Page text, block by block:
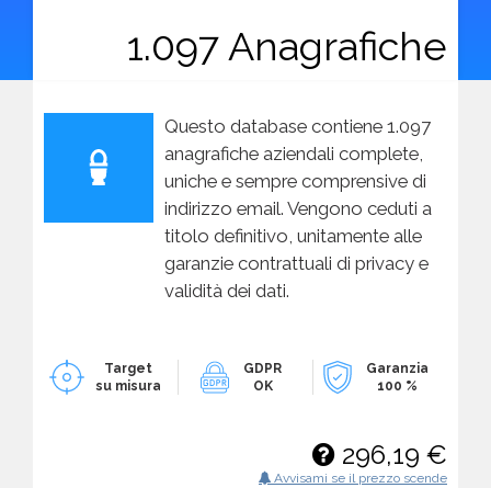
1.097 Anagrafiche
Questo database contiene 1.097
anagrafiche aziendali complete,
uniche e sempre comprensive di
indirizzo email. Vengono ceduti a
titolo definitivo, unitamente alle
garanzie contrattuali di privacy e
validità dei dati.
Target
su misura
GDPR
OK
Garanzia
100 %
296,19 €
Avvisami se il prezzo scende